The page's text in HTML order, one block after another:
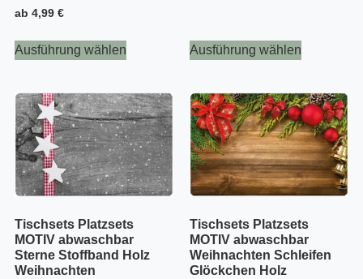
ab 4,99 €
Ausführung wählen Ausführung wählen
Tischsets Platzsets
MOTIV abwaschbar
Sterne Stoffband Holz
Weihnachten
Tischsets Platzsets
MOTIV abwaschbar
Weihnachten Schleifen
Glöckchen Holz